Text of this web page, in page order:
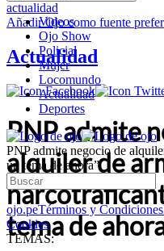
Videos
Ojo Show
Policial
Mujer
Locomundo
Actualidad
Deportes
PNP admite negocio de
un tema de ahora”
ojo.peTérminos y Condiciones
Cookies
TEMAS:
actualidad
AñadirOjocomo fuente
Actualidad
PNP admite
alquiler de
tema de